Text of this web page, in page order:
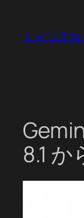
くらつきね
8.1 か